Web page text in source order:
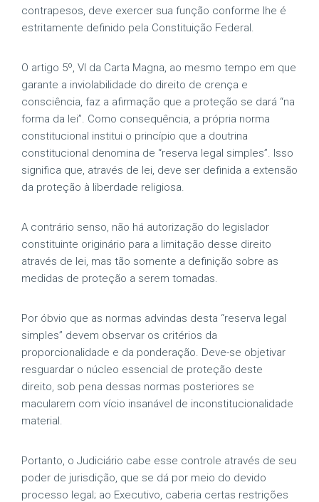
contrapesos, deve exercer sua função conforme lhe é
estritamente definido pela Constituição Federal.
O artigo 5º, VI da Carta Magna, ao mesmo tempo em que
garante a inviolabilidade do direito de crença e
consciência, faz a afirmação que a proteção se dará “na
forma da lei”. Como consequência, a própria norma
constitucional institui o princípio que a doutrina
constitucional denomina de “reserva legal simples”. Isso
significa que, através de lei, deve ser definida a extensão
da proteção à liberdade religiosa.
A contrário senso, não há autorização do legislador
constituinte originário para a limitação desse direito
através de lei, mas tão somente a definição sobre as
medidas de proteção a serem tomadas.
Por óbvio que as normas advindas desta “reserva legal
simples” devem observar os critérios da
proporcionalidade e da ponderação. Deve-se objetivar
resguardar o núcleo essencial de proteção deste
direito, sob pena dessas normas posteriores se
macularem com vício insanável de inconstitucionalidade
material.
Portanto, o Judiciário cabe esse controle através de seu
poder de jurisdição, que se dá por meio do devido
processo legal; ao Executivo, caberia certas restrições